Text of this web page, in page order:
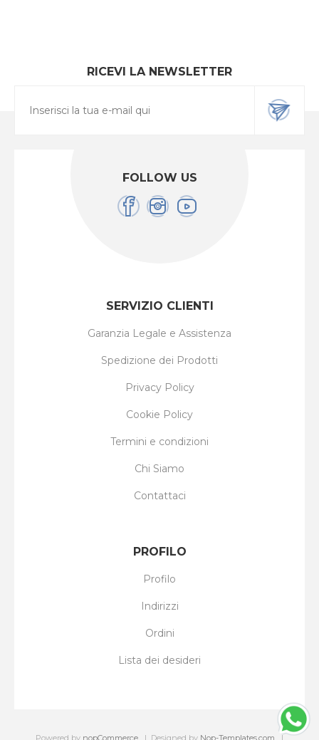
RICEVI LA NEWSLETTER
FOLLOW US
SERVIZIO CLIENTI
Garanzia Legale e Assistenza
Spedizione dei Prodotti
Privacy Policy
Cookie Policy
Termini e condizioni
Chi Siamo
Contattaci
PROFILO
Profilo
Indirizzi
Ordini
Lista dei desideri